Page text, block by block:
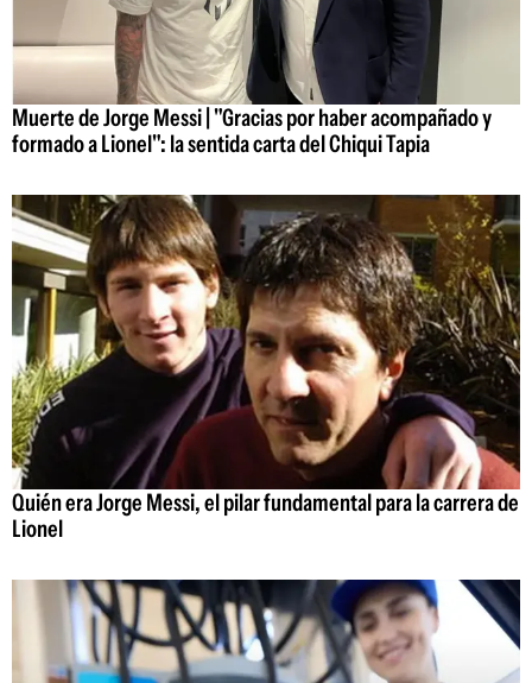
Muerte de Jorge Messi | "Gracias por haber acompañado y
formado a Lionel": la sentida carta del Chiqui Tapia
Quién era Jorge Messi, el pilar fundamental para la carrera de
Lionel